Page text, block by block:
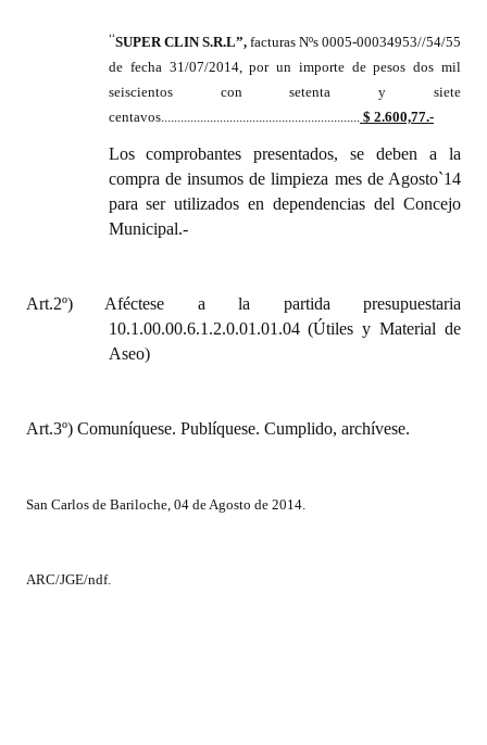
Mujeres que Dejaron Huellas - Registro
Periodistas Decanos - Registro
Banca del Vecino - Registro
Huéspedes de Honor - Registro
Reconocimientos - Registro
Bariloche, Municipio intercultural
“SUPER CLIN S.R.L”,facturas Nºs 0005-00034953//54/55
de fecha 31/07/2014, por un importe de pesos dos mil
seiscientos con setenta y siete
centavos.............................................................$ 2.600,77.-
Los comprobantes presentados, se deben a la
compra de insumos de limpieza mes de Agosto`14
para ser utilizados en dependencias del Concejo
Municipal.-
Art.2º) Aféctese a la partida presupuestaria
10.1.00.00.6.1.2.0.01.01.04 (Útiles y Material de
Aseo)
Art.3º) Comuníquese. Publíquese. Cumplido, archívese.
San Carlos de Bariloche, 04 de Agosto de 2014.
ARC/JGE/ndf.